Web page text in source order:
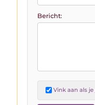
Bericht:
Vink aan als je